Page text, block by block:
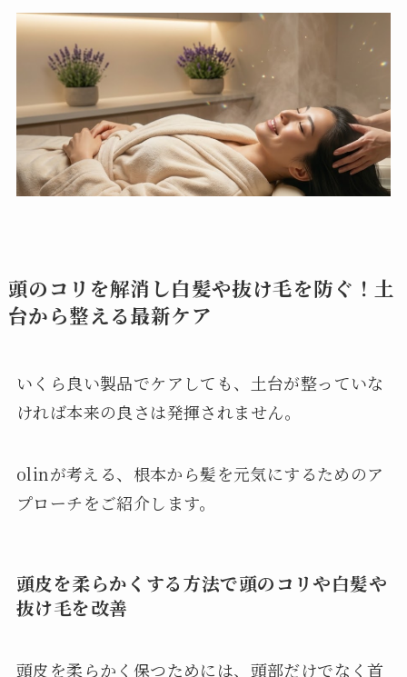
頭のコリを解消し白髪や抜け毛を防ぐ！土
台から整える最新ケア
いくら良い製品でケアしても、土台が整っていな
ければ本来の良さは発揮されません。
olinが考える、根本から髪を元気にするためのア
プローチをご紹介します。
頭皮を柔らかくする方法で頭のコリや白髪や
抜け毛を改善
頭皮を柔らかく保つためには、頭部だけでなく首